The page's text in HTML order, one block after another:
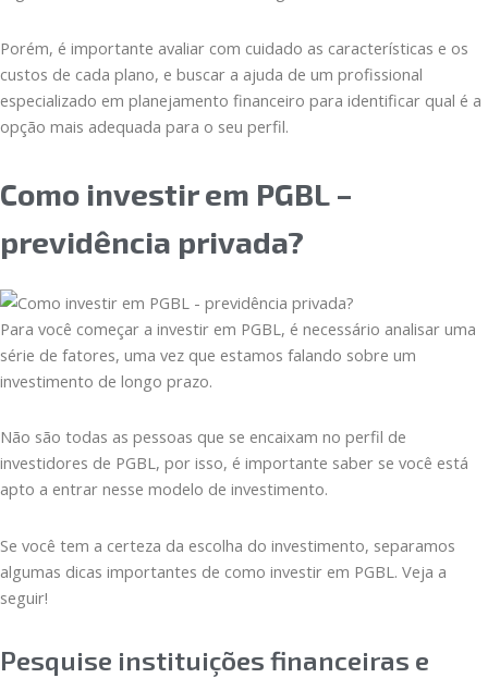
Porém, é importante avaliar com cuidado as características e os
custos de cada plano, e buscar a ajuda de um profissional
especializado em planejamento financeiro para identificar qual é a
opção mais adequada para o seu perfil.
Como investir em PGBL –
previdência privada?
Para você começar a investir em PGBL, é necessário analisar uma
série de fatores, uma vez que estamos falando sobre um
investimento de longo prazo.
Não são todas as pessoas que se encaixam no perfil de
investidores de PGBL, por isso, é importante saber se você está
apto a entrar nesse modelo de investimento.
Se você tem a certeza da escolha do investimento, separamos
algumas dicas importantes de como investir em PGBL. Veja a
seguir!
Pesquise instituições financeiras e